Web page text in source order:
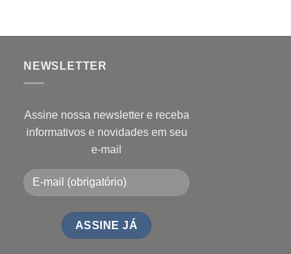
NEWSLETTER
Assine nossa newsletter e receba
informativos e novidades em seu
e-mail